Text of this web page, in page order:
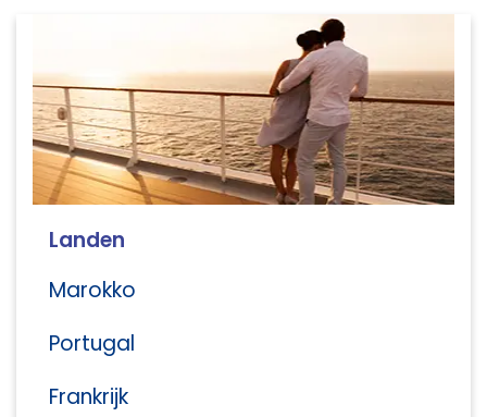
Landen
Marokko
Portugal
Frankrijk